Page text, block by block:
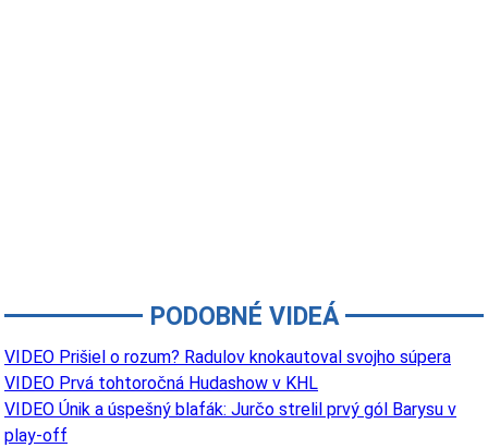
PODOBNÉ VIDEÁ
VIDEO Prišiel o rozum? Radulov knokautoval svojho súpera
VIDEO Prvá tohtoročná Hudashow v KHL
VIDEO Únik a úspešný blafák: Jurčo strelil prvý gól Barysu v
play-off